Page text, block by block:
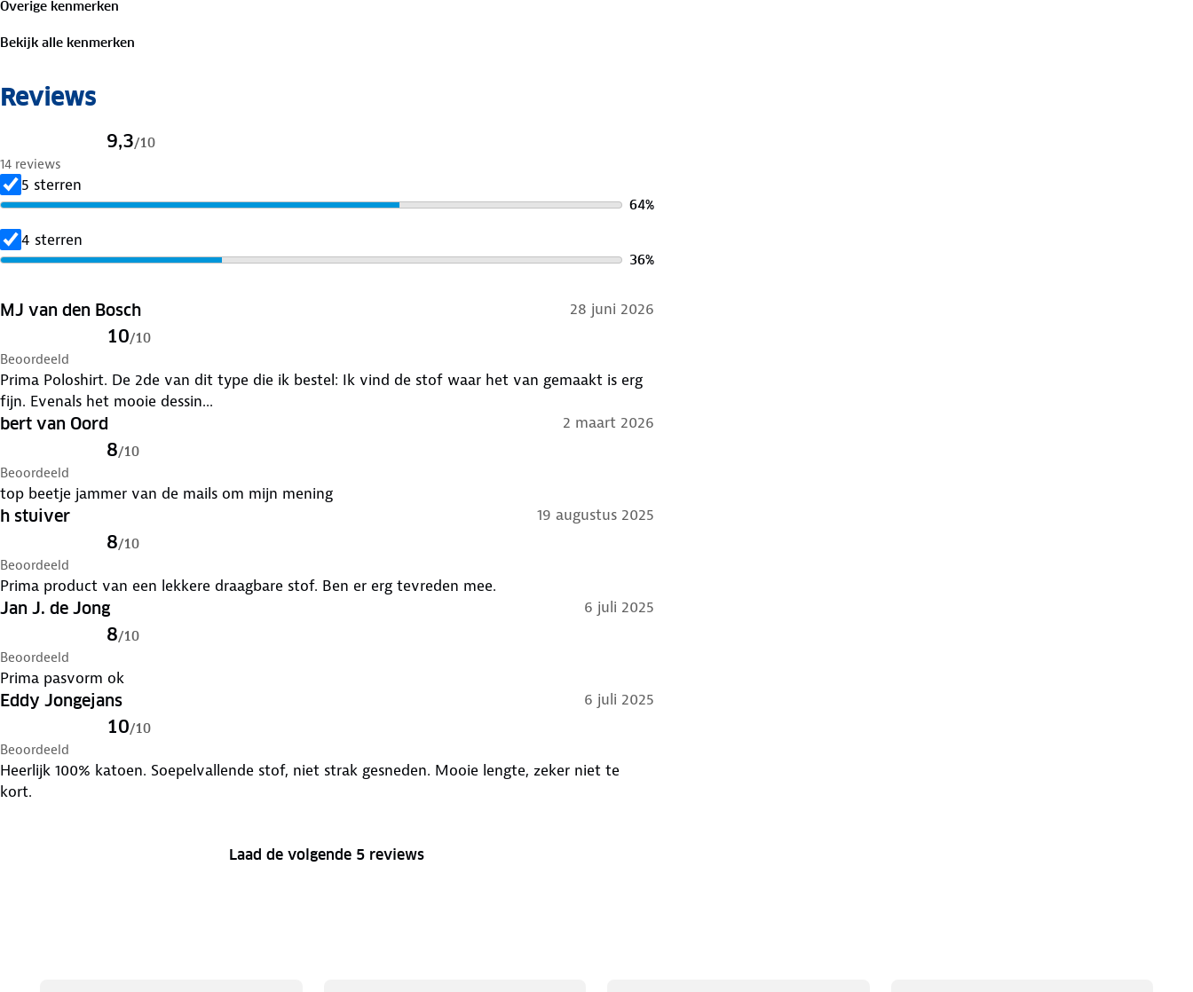
Overige kenmerken
Bekijk alle kenmerken
Reviews
9,3/10
14 reviews
5 sterren
64%
4 sterren
36%
MJ van den Bosch 28 juni 2026
10/10
Beoordeeld
Prima Poloshirt. De 2de van dit type die ik bestel: Ik vind de stof waar het van gemaakt is erg
fijn. Evenals het mooie dessin...
bert van Oord 2 maart 2026
8/10
Beoordeeld
top beetje jammer van de mails om mijn mening
h stuiver 19 augustus 2025
8/10
Beoordeeld
Prima product van een lekkere draagbare stof. Ben er erg tevreden mee.
Jan J. de Jong 6 juli 2025
8/10
Beoordeeld
Prima pasvorm ok
Eddy Jongejans 6 juli 2025
10/10
Beoordeeld
Heerlijk 100% katoen. Soepelvallende stof, niet strak gesneden. Mooie lengte, zeker niet te
kort.
Laad de volgende 5 reviews